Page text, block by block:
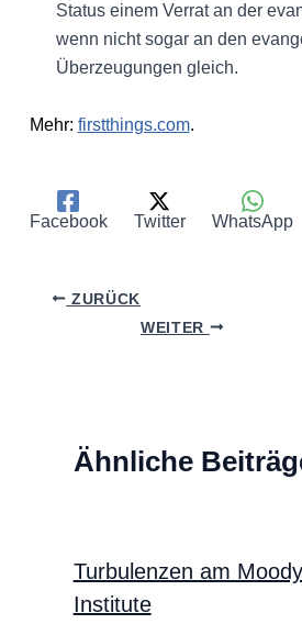
Status einem Verrat an der
wenn nicht sogar an den
Überzeugungen gleich.
Mehr: firstthings.com.
Facebook Twitter WhatsApp
ZURÜCK
WEITER
Ähnliche
Turbulenzen am
Institute